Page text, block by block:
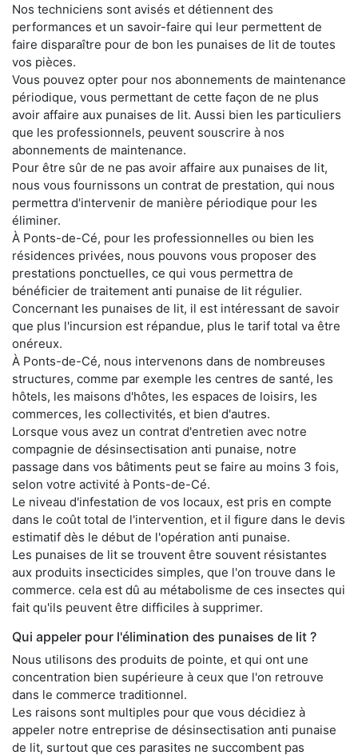
Nos techniciens sont avisés et détiennent des
performances et un savoir-faire qui leur permettent de
faire disparaître pour de bon les punaises de lit de toutes
vos pièces.
Vous pouvez opter pour nos abonnements de maintenance
périodique, vous permettant de cette façon de ne plus
avoir affaire aux punaises de lit. Aussi bien les particuliers
que les professionnels, peuvent souscrire à nos
abonnements de maintenance.
Pour être sûr de ne pas avoir affaire aux punaises de lit,
nous vous fournissons un contrat de prestation, qui nous
permettra d'intervenir de manière périodique pour les
éliminer.
À Ponts-de-Cé, pour les professionnelles ou bien les
résidences privées, nous pouvons vous proposer des
prestations ponctuelles, ce qui vous permettra de
bénéficier de traitement anti punaise de lit régulier.
Concernant les punaises de lit, il est intéressant de savoir
que plus l'incursion est répandue, plus le tarif total va être
onéreux.
À Ponts-de-Cé, nous intervenons dans de nombreuses
structures, comme par exemple les centres de santé, les
hôtels, les maisons d'hôtes, les espaces de loisirs, les
commerces, les collectivités, et bien d'autres.
Lorsque vous avez un contrat d'entretien avec notre
compagnie de désinsectisation anti punaise, notre
passage dans vos bâtiments peut se faire au moins 3 fois,
selon votre activité à Ponts-de-Cé.
Le niveau d'infestation de vos locaux, est pris en compte
dans le coût total de l'intervention, et il figure dans le devis
estimatif dès le début de l'opération anti punaise.
Les punaises de lit se trouvent être souvent résistantes
aux produits insecticides simples, que l'on trouve dans le
commerce. cela est dû au métabolisme de ces insectes qui
fait qu'ils peuvent être difficiles à supprimer.
Qui appeler pour l'élimination des punaises de lit ?
Nous utilisons des produits de pointe, et qui ont une
concentration bien supérieure à ceux que l'on retrouve
dans le commerce traditionnel.
Les raisons sont multiples pour que vous décidiez à
appeler notre entreprise de désinsectisation anti punaise
de lit, surtout que ces parasites ne succombent pas